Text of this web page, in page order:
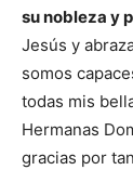
su nobleza y
Jesús y
somos
todas mis
Hermanas
gracias por